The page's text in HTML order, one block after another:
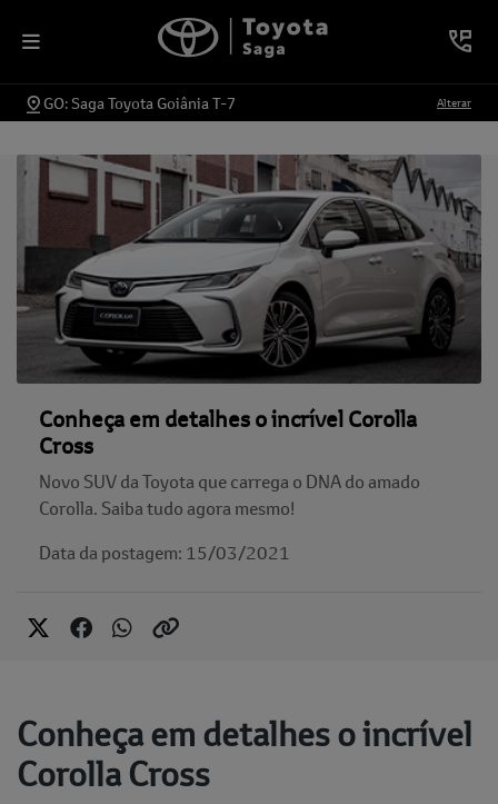
GO: Saga Toyota Goiânia T-7 Alterar
Conheça em detalhes o incrível Corolla
Cross
Novo SUV da Toyota que carrega o DNA do amado
Corolla. Saiba tudo agora mesmo!
Data da postagem: 15/03/2021
Conheça em detalhes o incrível
Corolla Cross